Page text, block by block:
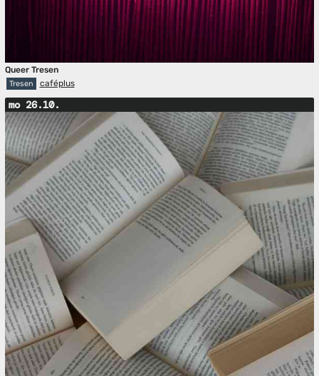
Queer Tresen
Tresen caféplus
mo 26.10.